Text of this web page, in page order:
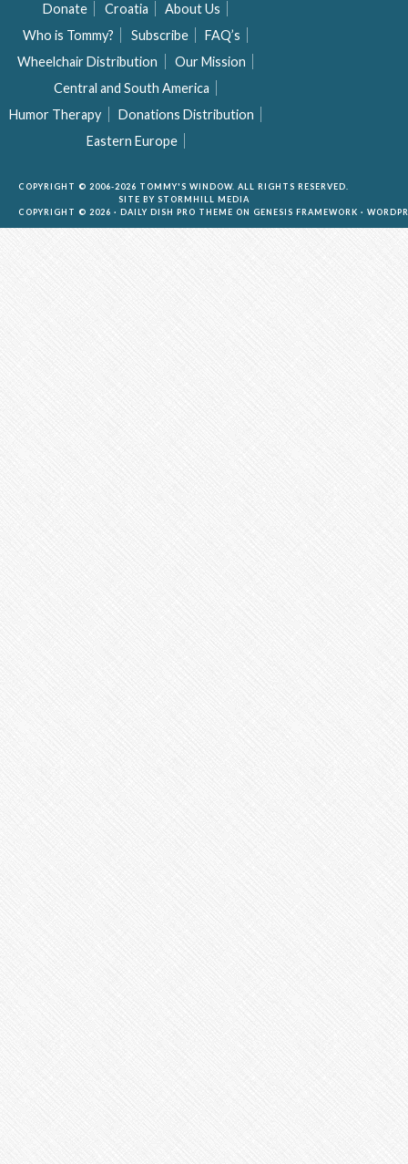
Donate
Croatia
About Us
Who is Tommy?
Subscribe
FAQ’s
Wheelchair Distribution
Our Mission
Central and South America
Humor Therapy
Donations Distribution
Eastern Europe
COPYRIGHT © 2006-2026 TOMMY'S WINDOW. ALL RIGHTS RESERVED.
SITE BY STORMHILL MEDIA
COPYRIGHT © 2026 ·
DAILY DISH PRO THEME ON GENESIS FRAMEWORK ·